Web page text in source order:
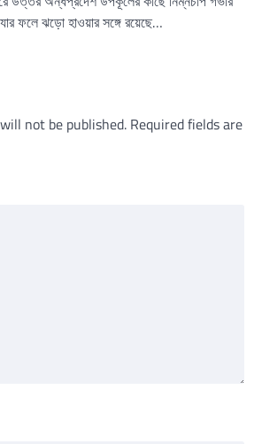
ফলে ঝড়ো হাওয়ার সঙ্গে রয়েছে…
not be published. Required fields are